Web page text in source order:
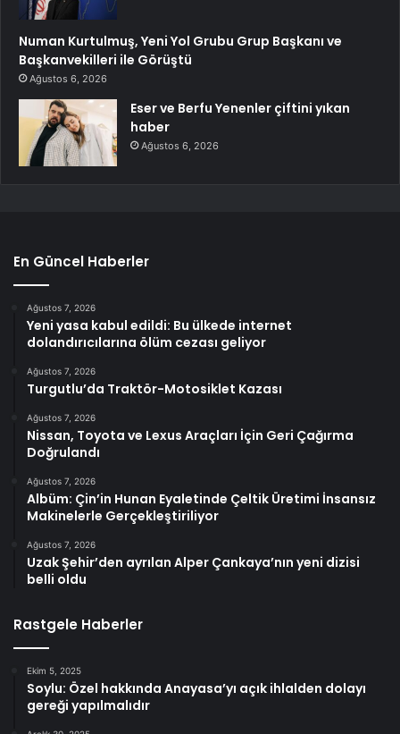
Numan Kurtulmuş, Yeni Yol Grubu Grup Başkanı ve
Başkanvekilleri ile Görüştü
Ağustos 6, 2026
Eser ve Berfu Yenenler çiftini yıkan
haber
Ağustos 6, 2026
En Güncel Haberler
Ağustos 7, 2026
Yeni yasa kabul edildi: Bu ülkede internet
dolandırıcılarına ölüm cezası geliyor
Ağustos 7, 2026
Turgutlu’da Traktör-Motosiklet Kazası
Ağustos 7, 2026
Nissan, Toyota ve Lexus Araçları İçin Geri Çağırma
Doğrulandı
Ağustos 7, 2026
Albüm: Çin’in Hunan Eyaletinde Çeltik Üretimi İnsansız
Makinelerle Gerçekleştiriliyor
Ağustos 7, 2026
Uzak Şehir’den ayrılan Alper Çankaya’nın yeni dizisi
belli oldu
Rastgele Haberler
Ekim 5, 2025
Soylu: Özel hakkında Anayasa’yı açık ihlalden dolayı
gereği yapılmalıdır